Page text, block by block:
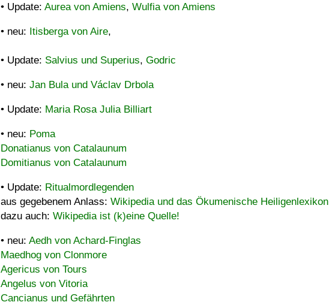
• Update: Aurea von Amiens, Wulfia von Amiens
• neu: Itisberga von Aire,
• Update: Salvius und Superius, Godric
• neu: Jan Bula und Václav Drbola
• Update: Maria Rosa Julia Billiart
• neu: Poma
Donatianus von Catalaunum
Domitianus von Catalaunum
• Update: Ritualmordlegenden
aus gegebenem Anlass: Wikipedia und das Ökumenische Heiligenlexikon
dazu auch: Wikipedia ist (k)eine Quelle!
• neu: Aedh von Achard-Finglas
Maedhog von Clonmore
Agericus von Tours
Angelus von Vitoria
Cancianus und Gefährten